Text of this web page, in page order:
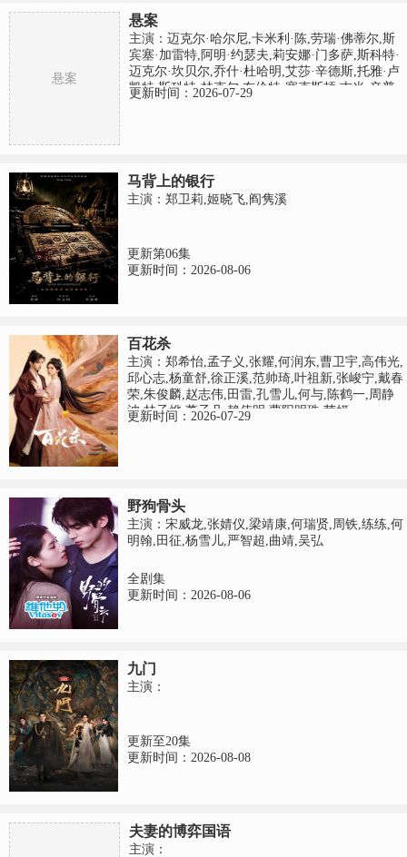
悬案
悬案
主演：迈克尔·哈尔尼,卡米利·陈,劳瑞·佛蒂尔,斯
宾塞·加雷特,阿明·约瑟夫,莉安娜·门多萨,斯科特·
迈克尔·坎贝尔,乔什·杜哈明,艾莎·辛德斯,托雅·卢
凯特,斯科特·林克尔,布伦特·塞克斯顿,吉米·辛普
更新时间：2026-07-29
马背上的银行
主演：郑卫莉,姬晓飞,阎隽溪
更新第06集
更新时间：2026-08-06
百花杀
主演：郑希怡,孟子义,张耀,何润东,曹卫宇,高伟光,
邱心志,杨童舒,徐正溪,范帅琦,叶祖新,张峻宁,戴春
荣,朱俊麟,赵志伟,田雷,孔雪儿,何与,陈鹤一,周静
波,林子烨,董子凡,赖伟明,曹阳明珠,荣妍
更新时间：2026-07-29
野狗骨头
主演：宋威龙,张婧仪,梁靖康,何瑞贤,周铁,练练,何
明翰,田征,杨雪儿,严智超,曲靖,吴弘
全剧集
更新时间：2026-08-06
九门
主演：
更新至20集
更新时间：2026-08-08
夫妻的博弈国语
主演：